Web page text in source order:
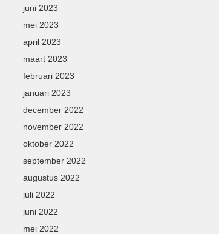
juni 2023
mei 2023
april 2023
maart 2023
februari 2023
januari 2023
december 2022
november 2022
oktober 2022
september 2022
augustus 2022
juli 2022
juni 2022
mei 2022